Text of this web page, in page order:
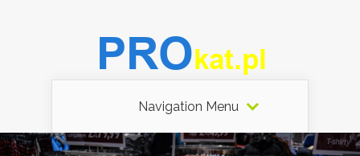
Navigation Menu